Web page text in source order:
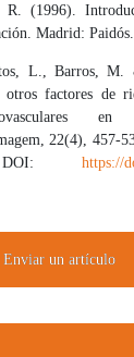
(1996).
Madrid: Paidós.
L., Barros, M.
factores de
22(4), 457-
DOI: https://
Enviar un artículo